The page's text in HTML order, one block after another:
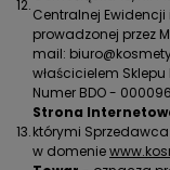
12.
Centralnej
prowadzonej przez
mail:
właścicielem
Numer BDO -
13.
Strona
którymi
w domenie